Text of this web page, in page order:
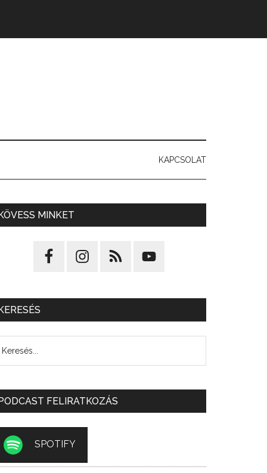
KAPCSOLAT
MINKET
FELIRATKOZÁS
SPOTIFY